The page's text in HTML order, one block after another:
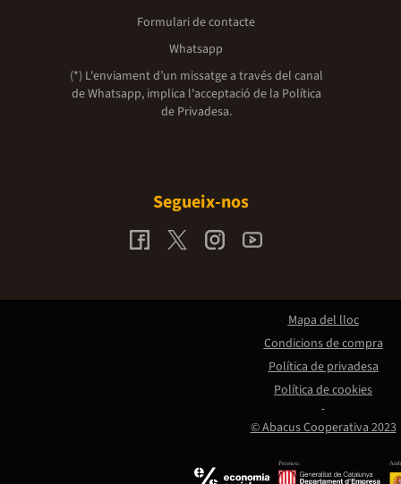
Formulari de contacte
Whatsapp
(*) L'enviament d’un missatge a través del canal
de Whatsapp, implica l'acceptació de la Política
de Privadesa.
Segueix-nos
Promou:
© Abacus Cooperativa 2023
Mapa del lloc
Condicions de compra
Política de privadesa
Política de cookies